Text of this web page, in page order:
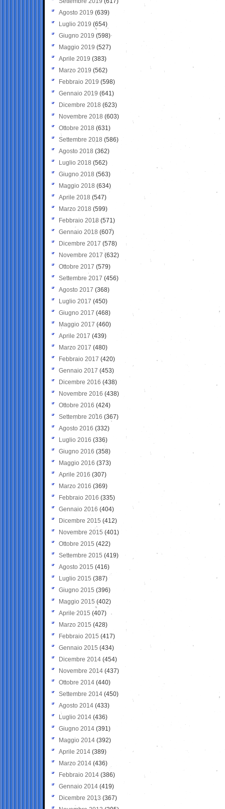
Agosto 2019 (639)
Luglio 2019 (654)
Giugno 2019 (598)
Maggio 2019 (527)
Aprile 2019 (383)
Marzo 2019 (562)
Febbraio 2019 (598)
Gennaio 2019 (641)
Dicembre 2018 (623)
Novembre 2018 (603)
Ottobre 2018 (631)
Settembre 2018 (586)
Agosto 2018 (362)
Luglio 2018 (562)
Giugno 2018 (563)
Maggio 2018 (634)
Aprile 2018 (547)
Marzo 2018 (599)
Febbraio 2018 (571)
Gennaio 2018 (607)
Dicembre 2017 (578)
Novembre 2017 (632)
Ottobre 2017 (579)
Settembre 2017 (456)
Agosto 2017 (368)
Luglio 2017 (450)
Giugno 2017 (468)
Maggio 2017 (460)
Aprile 2017 (439)
Marzo 2017 (480)
Febbraio 2017 (420)
Gennaio 2017 (453)
Dicembre 2016 (438)
Novembre 2016 (438)
Ottobre 2016 (424)
Settembre 2016 (367)
Agosto 2016 (332)
Luglio 2016 (336)
Giugno 2016 (358)
Maggio 2016 (373)
Aprile 2016 (307)
Marzo 2016 (369)
Febbraio 2016 (335)
Gennaio 2016 (404)
Dicembre 2015 (412)
Novembre 2015 (401)
Ottobre 2015 (422)
Settembre 2015 (419)
Agosto 2015 (416)
Luglio 2015 (387)
Giugno 2015 (396)
Maggio 2015 (402)
Aprile 2015 (407)
Marzo 2015 (428)
Febbraio 2015 (417)
Gennaio 2015 (434)
Dicembre 2014 (454)
Novembre 2014 (437)
Ottobre 2014 (440)
Settembre 2014 (450)
Agosto 2014 (433)
Luglio 2014 (436)
Giugno 2014 (391)
Maggio 2014 (392)
Aprile 2014 (389)
Marzo 2014 (436)
Febbraio 2014 (386)
Gennaio 2014 (419)
Dicembre 2013 (367)